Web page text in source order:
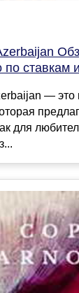
по
— это
для